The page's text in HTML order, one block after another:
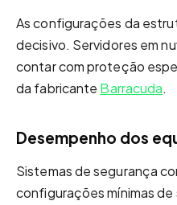
As configurações da
decisivo. Servidores em
contar com proteção
da fabricante Barracuda.
Desempenho dos
Sistemas de segurança
configurações mínimas